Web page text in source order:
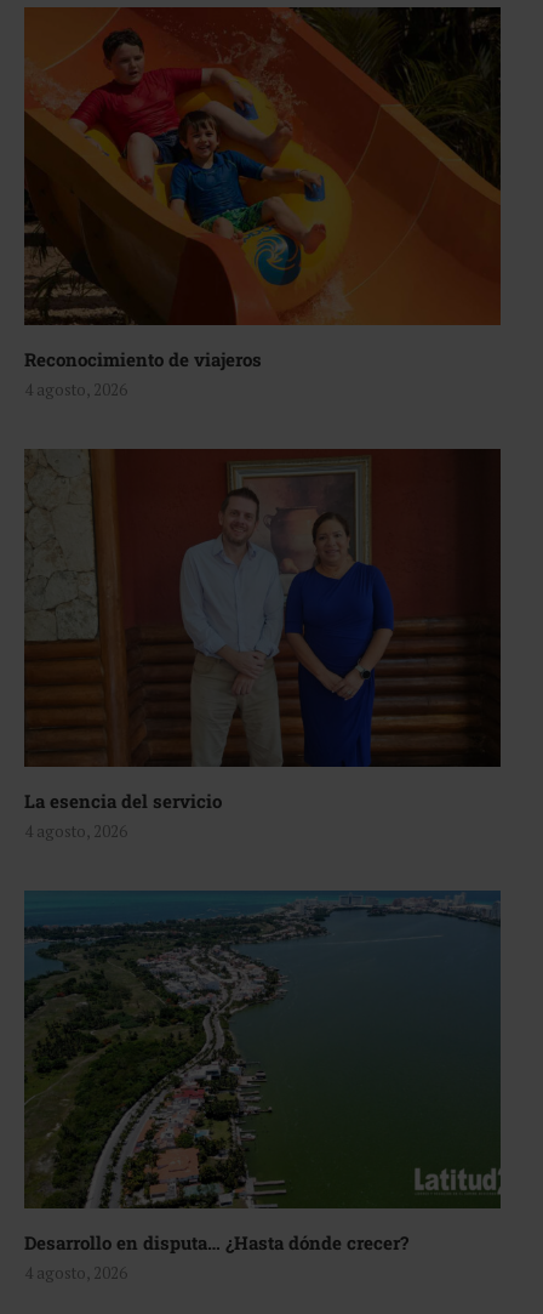
Reconocimiento de viajeros
4 agosto, 2026
La esencia del servicio
4 agosto, 2026
Desarrollo en disputa… ¿Hasta dónde crecer?
4 agosto, 2026